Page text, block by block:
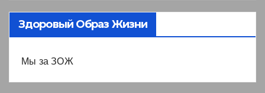
Здоровый Образ Жизни
Мы за ЗОЖ